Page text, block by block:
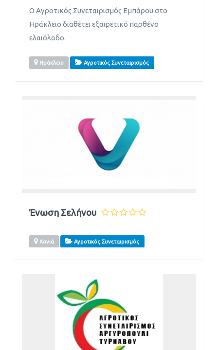
Ο Αγροτικός Συνεταιρισμός Εμπάρου στο
Ηράκλειο διαθέτει εξαιρετικό παρθένο
ελαιόλαδο.
Ηράκλειο Αγροτικός Συνεταιρισμός
Ένωση Σελήνου
Χανιά Αγροτικός Συνεταιρισμός